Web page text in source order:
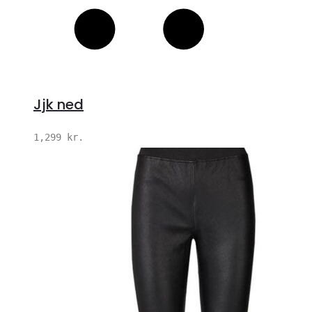
Jjk ned
1,299 kr.